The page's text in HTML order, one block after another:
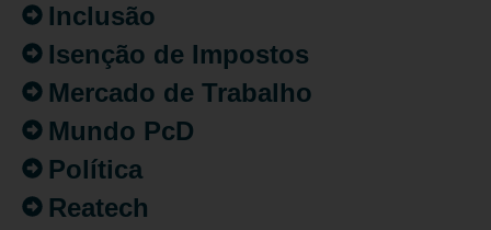
Inclusão
Isenção de Impostos
Mercado de Trabalho
Mundo PcD
Política
Reatech